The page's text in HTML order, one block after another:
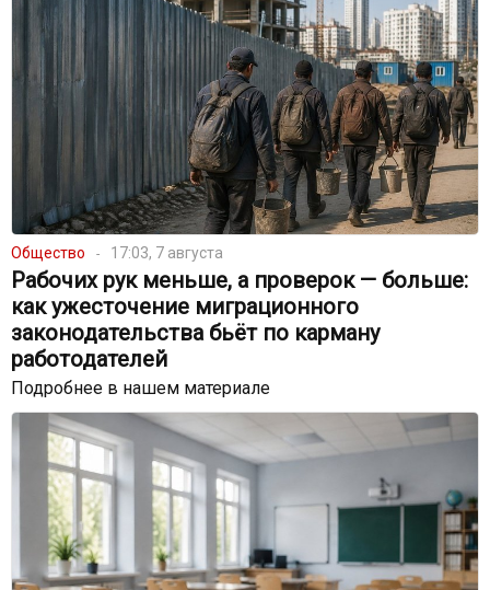
Общество 17:03, 7 августа
Рабочих рук меньше, а проверок — больше:
как ужесточение миграционного
законодательства бьёт по карману
работодателей
Подробнее в нашем материале